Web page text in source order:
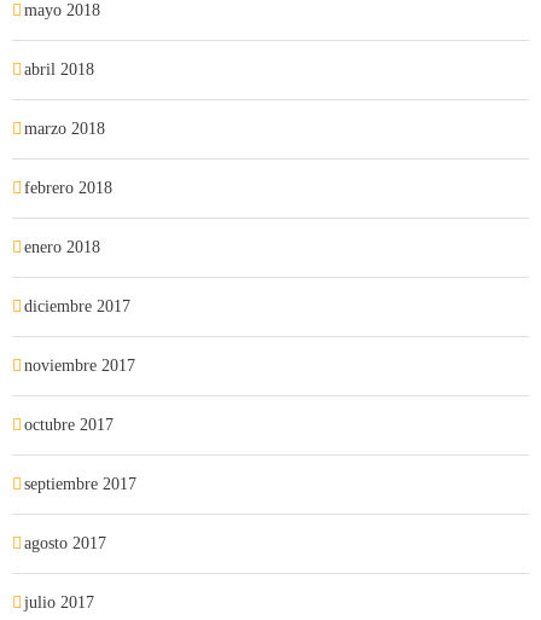
mayo 2018
abril 2018
marzo 2018
febrero 2018
enero 2018
diciembre 2017
noviembre 2017
octubre 2017
septiembre 2017
agosto 2017
julio 2017